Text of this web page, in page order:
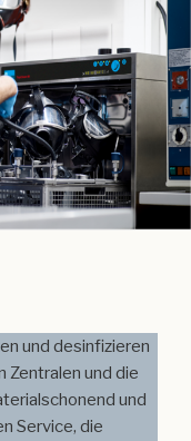
und desinfizieren
Zentralen und die
und
Service, die